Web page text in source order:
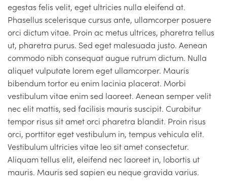
egestas felis velit, eget ultricies nulla eleifend at.
Phasellus scelerisque cursus ante, ullamcorper posuere
orci dictum vitae. Proin ac metus ultrices, pharetra tellus
ut, pharetra purus. Sed eget malesuada justo. Aenean
commodo nibh consequat augue rutrum dictum. Nulla
aliquet vulputate lorem eget ullamcorper. Mauris
bibendum tortor eu enim lacinia placerat. Morbi
vestibulum vitae enim sed laoreet. Aenean semper velit
nec elit mattis, sed facilisis mauris suscipit. Curabitur
tempor risus sit amet orci pharetra blandit. Proin risus
orci, porttitor eget vestibulum in, tempus vehicula elit.
Vestibulum ultricies vitae leo sit amet consectetur.
Aliquam tellus elit, eleifend nec laoreet in, lobortis ut
mauris. Mauris sed sapien eu neque gravida varius.